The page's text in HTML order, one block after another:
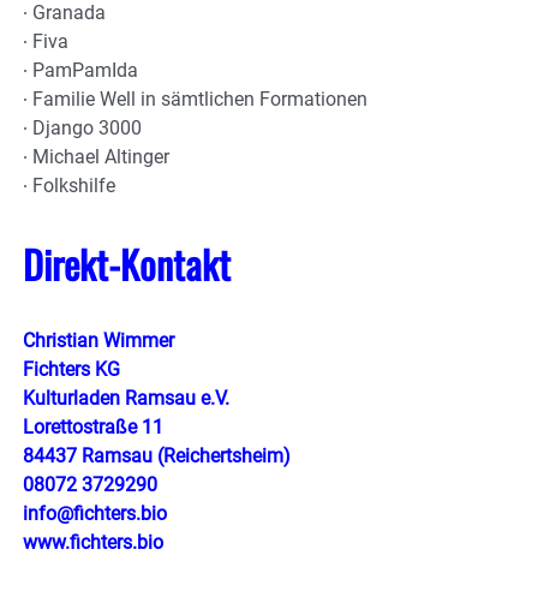
∙ Granada
∙ Fiva
∙ PamPamIda
∙ Familie Well in sämtlichen Formationen
∙ Django 3000
∙ Michael Altinger
∙ Folkshilfe
Direkt-Kontakt
Christian Wimmer
Fichters KG
Kulturladen Ramsau e.V.
Lorettostraße 11
84437 Ramsau (Reichertsheim)
08072 3729290
info@fichters.bio
www.fichters.bio